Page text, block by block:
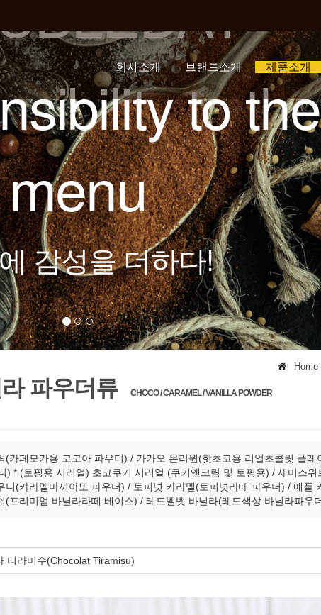
회사소개
인사말
회사연혁
언론기사
오시는길
브랜드소개
브랜드 컨셉
브랜드 스토리
제품소개
초코/카라
바닐라
요거트/과
파우더
차(Tea)/시
퓨럽
에찌믹스
MIX)
트리플 빈 (
원두)
best
flavor
의 맛과 풍미!
Home
파우더류 CHOCO / CARAMEL / VANILLA POWDER
페모카용 코코아 파우더) / 카카오 온리원(핫초코용 리얼초콜릿 플레
) * (토핑용 시리얼) 초코쿠키 시리얼 (쿠키앤크림 및 토핑용) / 세미스
(카라멜마끼아또 파우더) / 토피넛 카라멜(토피넛라떼 파우더) / 애플
리미엄 바닐라라떼 베이스) / 레드벨벳 바닐라(레드색상 바닐라파우
티라미수(Chocolat Tiramisu)